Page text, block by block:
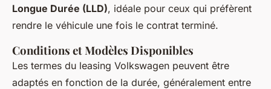
Longue Durée (LLD), idéale pour ceux qui préfèrent
rendre le véhicule une fois le contrat terminé.
Conditions et Modèles Disponibles
Les termes du leasing Volkswagen peuvent être
adaptés en fonction de la durée, généralement entre